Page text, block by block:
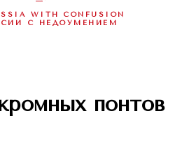
WITH CONFUSION
С НЕДОУМЕНИЕМ
понтов